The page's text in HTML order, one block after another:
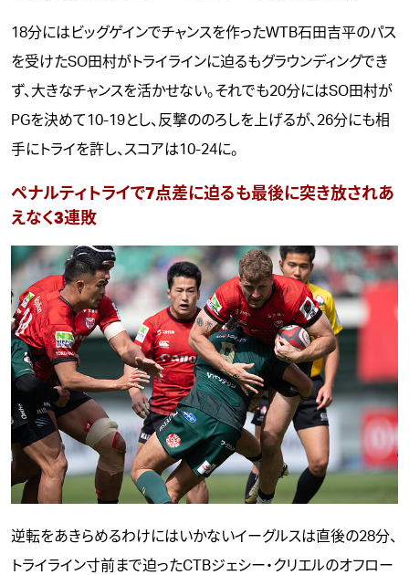
18分にはビッグゲインでチャンスを作ったWTB石田吉平のパス
を受けたSO田村がトライラインに迫るもグラウンディングでき
ず、大きなチャンスを活かせない。それでも20分にはSO田村が
PGを決めて10-19とし、反撃ののろしを上げるが、26分にも相
手にトライを許し、スコアは10-24に。
ペナルティトライで7点差に迫るも最後に突き放されあ
えなく3連敗
逆転をあきらめるわけにはいかないイーグルスは直後の28分、
トライライン寸前まで迫ったCTBジェシー・クリエルのオフロー